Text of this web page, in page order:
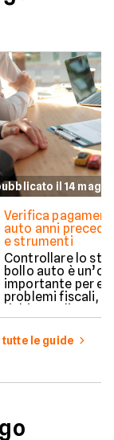
il 14
Verifica
auto anni
e strumenti
Controllare lo
bollo auto è
importante per
problemi fiscali,
richieste di
inattese.
le guide